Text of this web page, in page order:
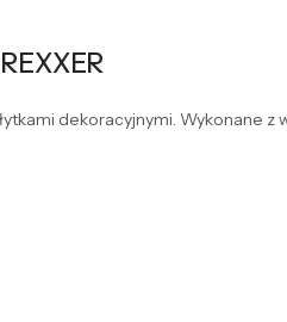
dekoracyjnymi.